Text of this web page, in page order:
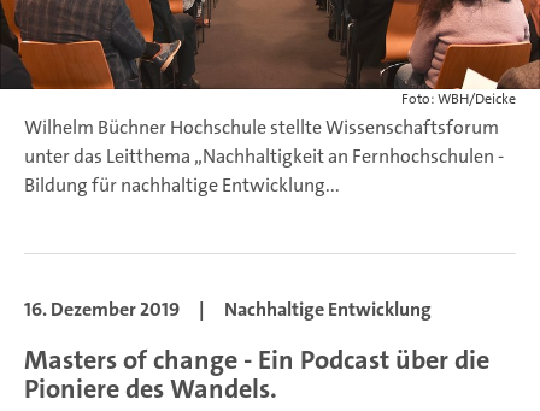
Foto: WBH/Deicke
Wilhelm Büchner Hochschule stellte Wissenschaftsforum
unter das Leitthema „Nachhaltigkeit an Fernhochschulen -
Bildung für nachhaltige Entwicklung...
16. Dezember 2019 | Nachhaltige Entwicklung
Masters of change - Ein Podcast über die
Pioniere des Wandels.